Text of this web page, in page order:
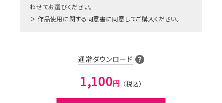
わせてお選びください。
作品使用に関する同意書に同意してご購入ください。
通常ダウンロード
1,100円